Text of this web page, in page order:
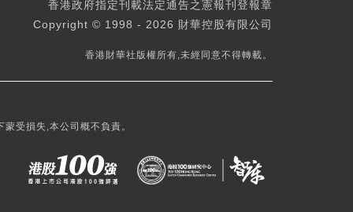
香港政府指定刊載法定通告之憲報刊登報章
Copyright © 1998 - 2026 財華控股有限公司
香港財華社版權所有,未經同意不得轉載。
受損失,本公司概不負責。